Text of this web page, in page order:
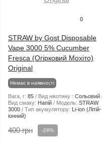
0
STRAW by Gost Disposable
Vape 3000 5% Cucumber
Fresca (Огірковий Мохіто)
Original
Немає в наявності
Вага, г: 85 Вид нікотину : Сольовий
Вид смаку: Напій Модель: STRAW
3000
Тип акумулятору: Li-ion (Літій-
іонний)
400 грн -28%